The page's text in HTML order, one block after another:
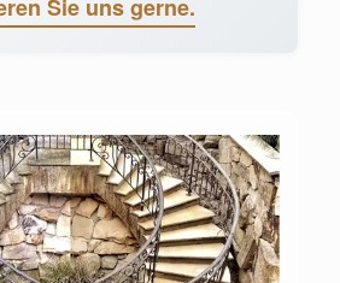
Sie uns gerne.